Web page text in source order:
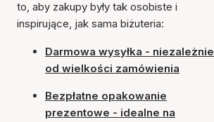
to, aby zakupy były tak osobiste i
inspirujące, jak sama biżuteria:
Darmowa wysyłka - niezależnie
od wielkości zamówienia
Bezpłatne opakowanie
prezentowe - idealne na